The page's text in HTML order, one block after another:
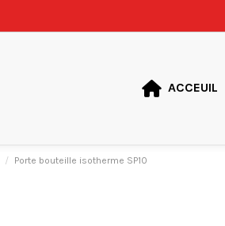
ACCEUIL
Porte bouteille isotherme SP10